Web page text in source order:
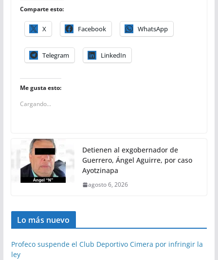
Comparte esto:
X Facebook WhatsApp
Telegram LinkedIn
Me gusta esto:
Cargando...
Detienen al exgobernador de
Guerrero, Ángel Aguirre, por caso
Ayotzinapa
agosto 6, 2026
Lo más nuevo
Profeco suspende el Club Deportivo Cimera por infringir la
ley